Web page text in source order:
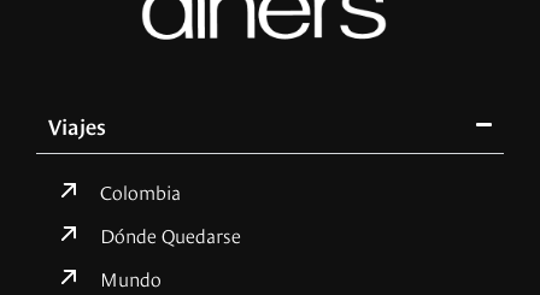
Viajes
Colombia
Dónde Quedarse
Mundo